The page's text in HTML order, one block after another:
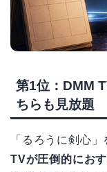
第1位：DMM
ちらも見放題
「るろうに剣心
TVが圧倒的にお